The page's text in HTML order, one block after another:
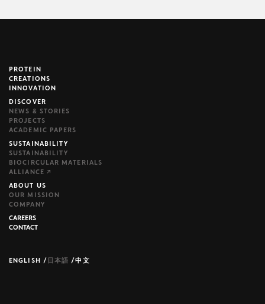
brijr/components
PROTEIN
CREATIONS
INNOVATION
DISCOVER
NEWS & STORIES
PROJECTS
ACADEMIC PAPERS
SUSTAINABILITY
SUSTAINABILITY
BIOCIRCULAR MATERIALS
ALLIANCE ↗
ABOUT US
OUR MISSION
COMPANY
CAREERS
CONTACT
ENGLISH / 日本語 /中文